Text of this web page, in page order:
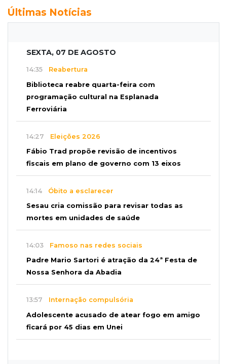
Últimas Notícias
SEXTA, 07 DE AGOSTO
14:35 Reabertura
Biblioteca reabre quarta-feira com
programação cultural na Esplanada
Ferroviária
14:27 Eleições 2026
Fábio Trad propõe revisão de incentivos
fiscais em plano de governo com 13 eixos
14:14 Óbito a esclarecer
Sesau cria comissão para revisar todas as
mortes em unidades de saúde
14:03 Famoso nas redes sociais
Padre Mario Sartori é atração da 24ª Festa de
Nossa Senhora da Abadia
13:57 Internação compulsória
Adolescente acusado de atear fogo em amigo
ficará por 45 dias em Unei